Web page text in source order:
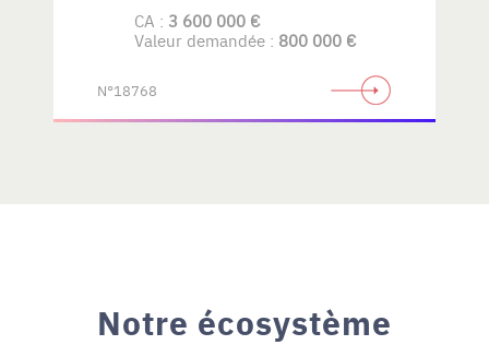
extérieures , principalement en
bois
CA : 3 600 000 €
Valeur demandée : 800 000 €
N°18768
Notre écosystème